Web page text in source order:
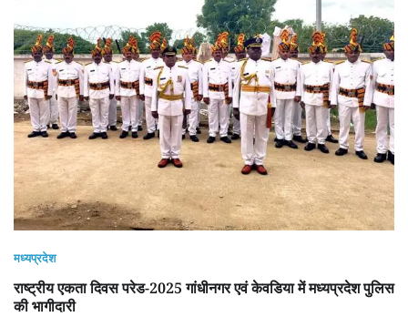
मध्यप्रदेश
राष्ट्रीय एकता दिवस परेड-2025 गांधीनगर एवं केवडिया में मध्यप्रदेश पुलिस
की भागीदारी